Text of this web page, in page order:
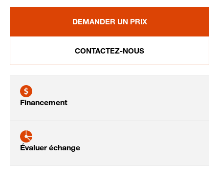
DEMANDER UN PRIX
CONTACTEZ-NOUS
Financement
Évaluer échange